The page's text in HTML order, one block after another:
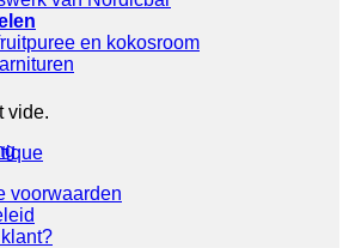
vide.
en kokosroom
voorwaarden